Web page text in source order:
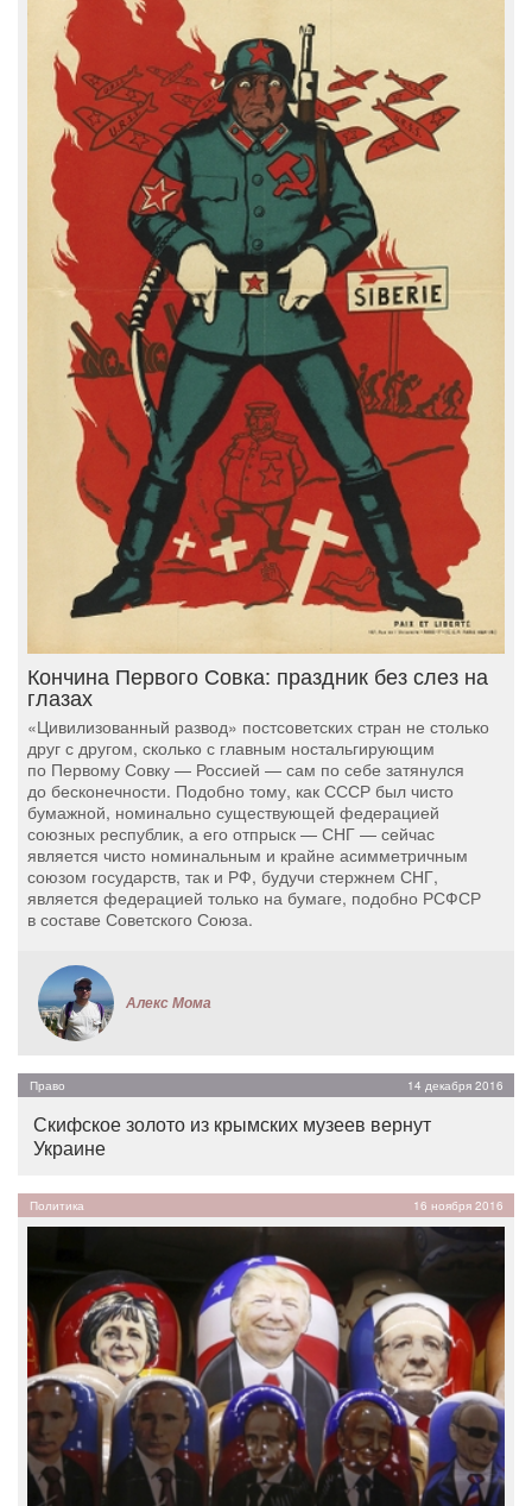
Кончина Первого Совка: праздник без слез на
глазах
«Цивилизованный развод» постсоветских стран не столько
друг с другом, сколько с главным ностальгирующим
по Первому Совку — Россией — сам по себе затянулся
до бесконечности. Подобно тому, как СССР был чисто
бумажной, номинально существующей федерацией
союзных республик, а его отпрыск — СНГ — сейчас
является чисто номинальным и крайне асимметричным
союзом государств, так и РФ, будучи стержнем СНГ,
является федерацией только на бумаге, подобно РСФСР
в составе Советского Союза.
Алекс Мома
Право 14 декабря 2016
Скифское золото из крымских музеев вернут
Украине
Политика 16 ноября 2016